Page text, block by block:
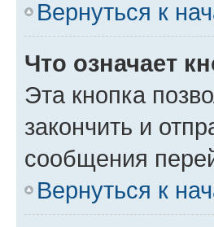
Вернуться к
Что означает
Эта кнопка
закончить и
сообщения
Вернуться к